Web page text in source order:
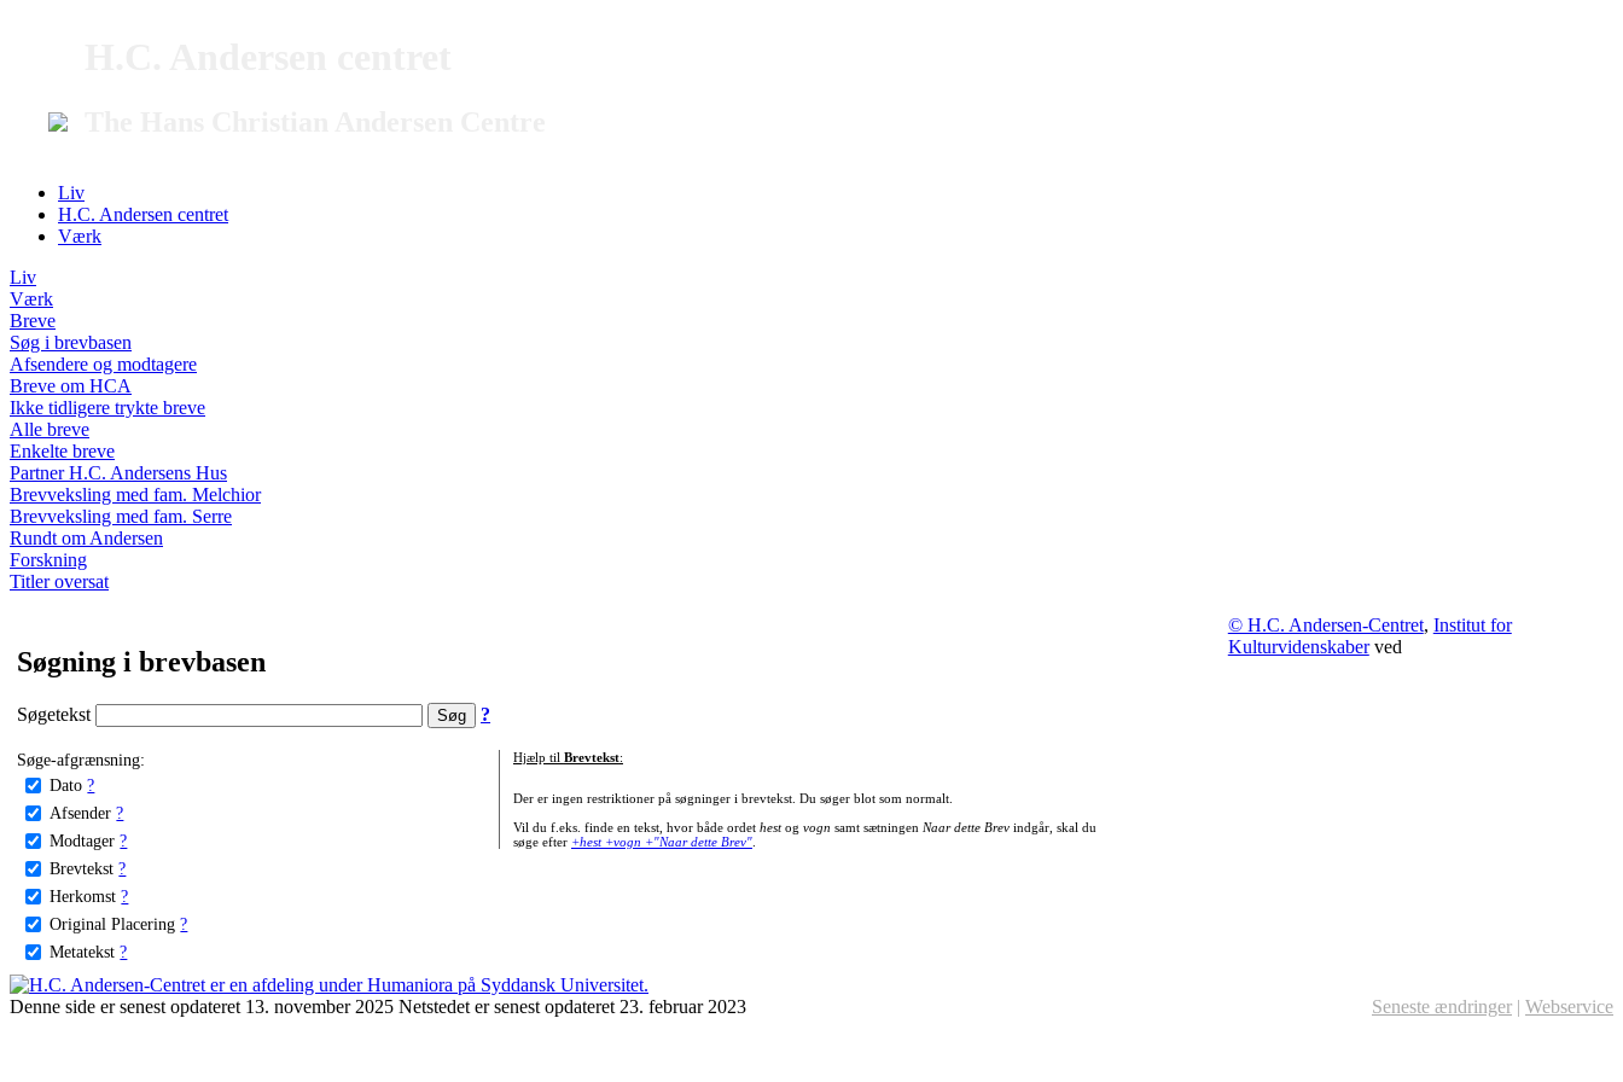
Liv
H.C. Andersen centret
Værk
Liv
Værk
Breve
Søg i brevbasen
Afsendere og modtagere
Breve om HCA
Ikke tidligere trykte breve
Alle breve
Enkelte breve
Partner H.C. Andersens Hus
Brevveksling med fam. Melchior
Brevveksling med fam. Serre
Rundt om Andersen
Forskning
Titler oversat
Søgning i brevbasen
Søgetekst ?
Søge-afgrænsning:
Dato ?
Afsender ?
Modtager ?
Brevtekst ?
Herkomst ?
Original Placering ?
Metatekst ?
Hjælp til Brevtekst:
Der er ingen restriktioner på søgninger i brevtekst. Du søger blot som normalt.
Vil du f.eks. finde en tekst, hvor både ordet hestog vogn samt sætningen Naar dette Brevindgår, skal du
søge efter +hest +vogn +"Naar dette Brev".
© H.C. Andersen-Centret, Institut for
Kulturvidenskaberved
Denne side er senest opdateret 13. november 2025 Netstedet er senest opdateret 23. februar 2023 Seneste ændringer | Webservice